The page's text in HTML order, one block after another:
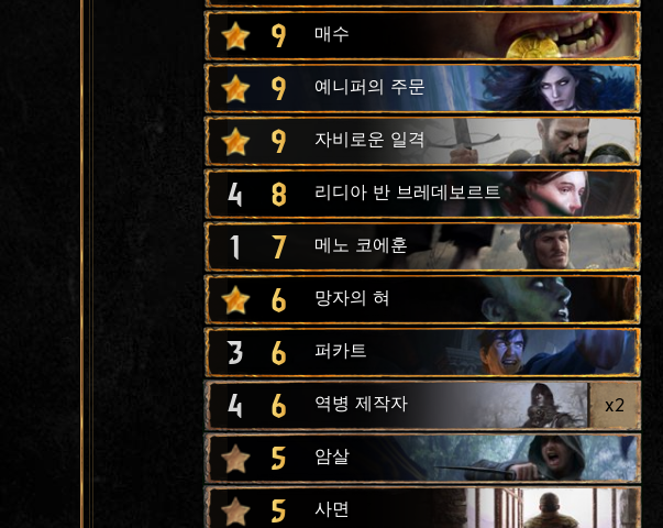
9 매수
9 예니퍼의 주문
9 자비로운 일격
4 8 리디아 반 브레데보르트
1 7 메노 코에훈
6 망자의 혀
3 6 퍼카트
4 6 역병 제작자 x2
5 암살
5 사면